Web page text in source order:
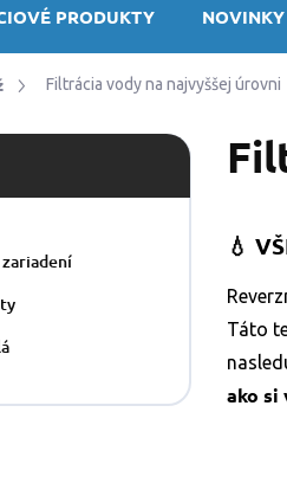
PRODUKTY NOVINKY
Filtrácia vody na najvyššej úrovni
💧
Táto
ako si